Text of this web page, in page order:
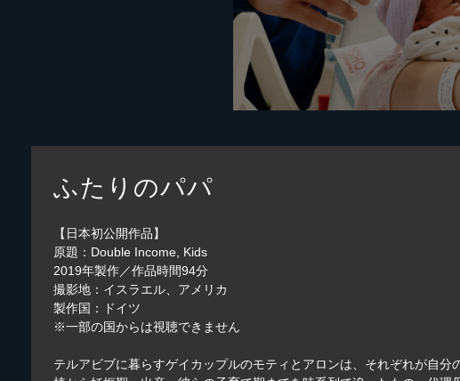
ふたりのパパ
【日本初公開作品】
原題：Double Income, Kids
2019年製作／作品時間94分
撮影地：イスラエル、アメリカ
製作国：ドイツ
※一部の国からは視聴できません
テルアビブに暮らすゲイカップルのモティとアロンは、それぞれが自